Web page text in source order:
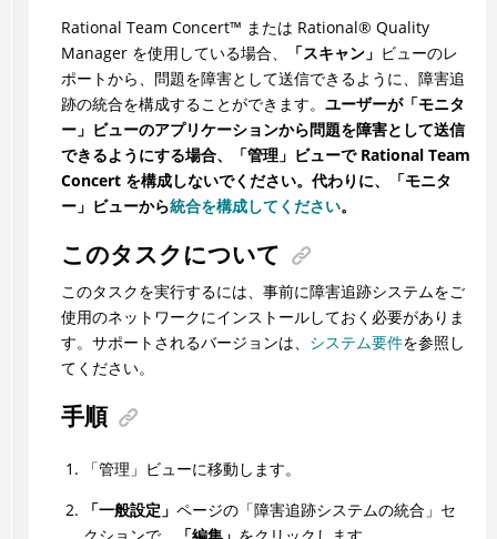
Rational Team Concert™ または Rational® Quality
Manager を使用している場合、
「スキャン」 ビューのレ
ポートから、問題を障害として送信できるように、障害追
跡の統合を構成することができます。 ユーザーが「モニタ
ー」ビューのアプリケーションから問題を障害として送信
できるようにする場合、「管理」ビューで Rational Team
Concert を構成しないでください。代わりに、「モニタ
ー」ビューから統合を構成してください。
このタスクについて
このタスクを実行するには、事前に障害追跡システムをご
使用のネットワークにインストールしておく必要がありま
す。サポートされるバージョンは、 システム要件を参照し
てください。
手順
「管理」ビューに移動します。
「一般設定」 ページの「障害追跡システムの統合」セ